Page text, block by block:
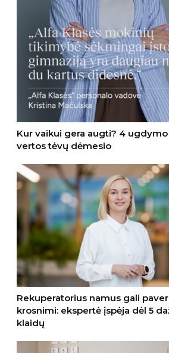
Kur vaikui gera augti? 4
vertos tėvų dėmesio
Rekuperatorius namus gali
krosnimi: ekspertė įspėja dėl 5
klaidų